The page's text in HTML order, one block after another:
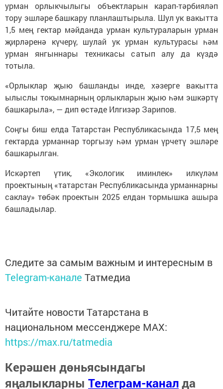
урман орлыкчылыгы объектларын карап-тәрбияләп
тору эшләре башкару планлаштырыла. Шул ук вакытта
1,5 мең гектар мәйданда урман культураларын урман
җирләренә күчерү, шулай ук урман культурасы һәм
урман янгыннары техникасы сатып алу да күздә
тотыла.
«Орлыклар җыю башланды инде, хәзерге вакытта
ылыслы токымнарның орлыкларын җыю һәм эшкәртү
башкарыла», — дип өстәде Илгизәр Зарипов.
Соңгы биш елда Татарстан Республикасында 17,5 мең
гектарда урманнар торгызу һәм урман үрчетү эшләре
башкарылган.
Искәртеп үтик, «Экологик иминлек» илкүләм
проектының «татарстан Республикасында урманнарны
саклау» төбәк проектын 2025 елдан тормышка ашыра
башладылар.
Следите за самым важным и интересным в
Telegram-канале Татмедиа
Читайте новости Татарстана в
национальном мессенджере MАХ:
https://max.ru/tatmedia
Керәшен дөньясындагы
яңалыкларны Телеграм-каналда